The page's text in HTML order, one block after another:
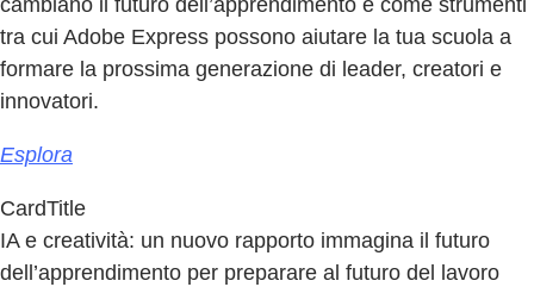
cambiano il futuro dell’apprendimento e come strumenti
tra cui Adobe Express possono aiutare la tua scuola a
formare la prossima generazione di leader, creatori e
innovatori.
Esplora
CardTitle
IA e creatività: un nuovo rapporto immagina il futuro
dell’apprendimento per preparare al futuro del lavoro